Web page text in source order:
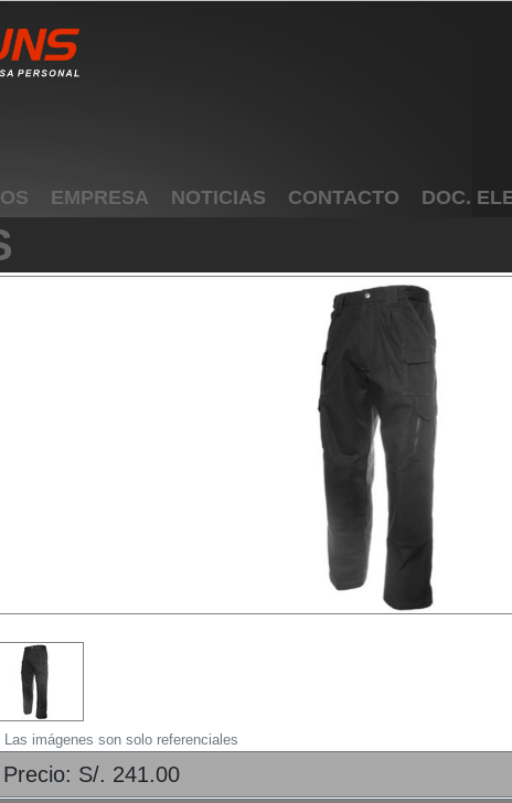
EMPRESA NOTICIAS CONTACTO DOC.
Las imágenes son solo referenciales
Precio: S/. 241.00